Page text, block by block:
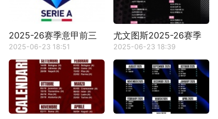
2025-26赛季意甲前三
轮比赛赛程时间详情
2025-06-23 18:51
尤文图斯2025-26赛季
意甲赛程时间详情一览
2025-06-23 18:39